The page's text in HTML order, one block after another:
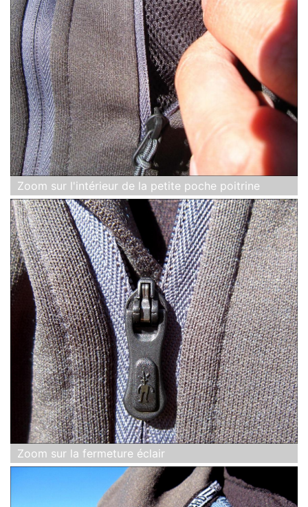
Zoom sur l'intérieur de la petite poche poitrine
Zoom sur la fermeture éclair